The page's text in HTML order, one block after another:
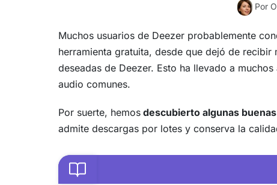
Por
Muchos usuarios de Deezer probablemente
herramienta gratuita, desde que dejó de
deseadas de Deezer. Esto ha llevado a
audio comunes.
Por suerte, hemos descubierto algunas
admite descargas por lotes y conserva la